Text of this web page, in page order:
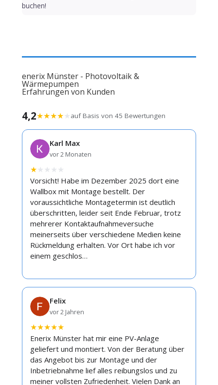
buchen!
enerix Münster - Photovoltaik &
Wärmepumpen
Erfahrungen von Kunden
4,2★★★★★auf Basis von 45 Bewertungen
Karl Max
vor 2 Monaten
★★ ★ ★ ★
Vorsicht! Habe im Dezember 2025 dort eine
Wallbox mit Montage bestellt. Der
voraussichtliche Montagetermin ist deutlich
überschritten, leider seit Ende Februar, trotz
mehrerer Kontaktaufnahmeversuche
meinerseits über verschiedene Medien keine
Rückmeldung erhalten. Vor Ort habe ich vor
einem geschlos…
Felix
vor 2 Jahren
★★★★★
Enerix Münster hat mir eine PV-Anlage
geliefert und montiert. Von der Beratung über
das Angebot bis zur Montage und der
Inbetriebnahme lief alles reibungslos und zu
meiner vollsten Zufriedenheit. Vielen Dank an